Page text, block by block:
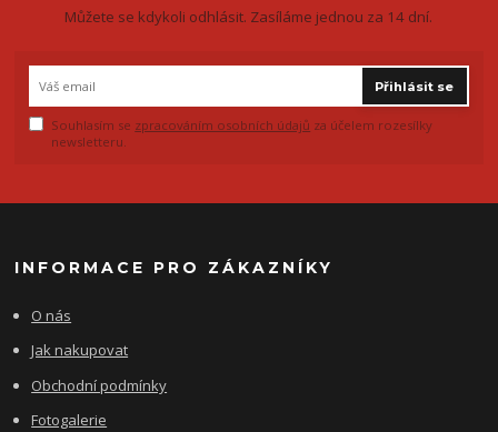
Můžete se kdykoli odhlásit. Zasíláme jednou za 14 dní.
Přihlásit se
Souhlasím se zpracováním osobních údajů za účelem rozesílky
newsletteru.
INFORMACE PRO ZÁKAZNÍKY
O nás
Jak nakupovat
Obchodní podmínky
Fotogalerie